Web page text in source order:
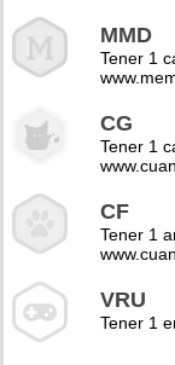
MMD
Tener 1
CG
Tener 1
CF
Tener 1
VRU
Tener 1